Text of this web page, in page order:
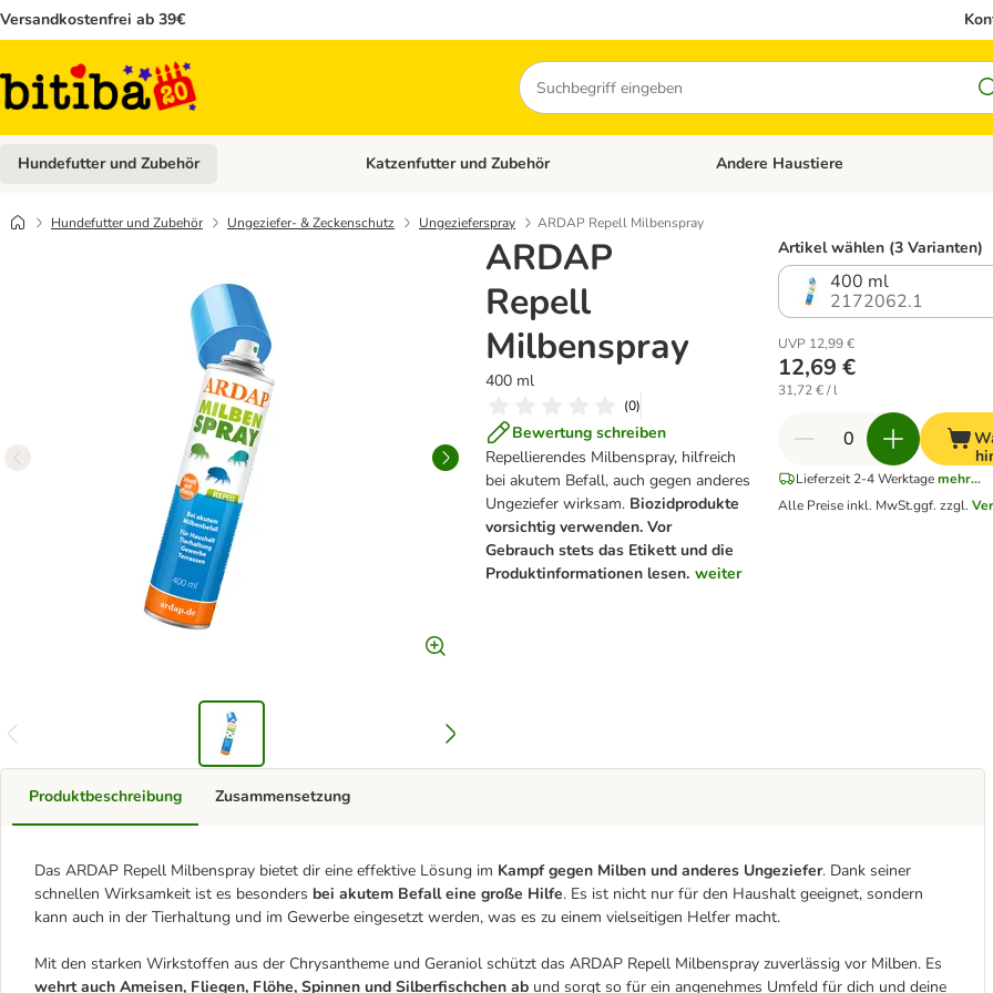
Versandkostenfrei ab 39€
Suchen
Hundefutter und Zubehör Kategorie-Menü öffnen: Hundefutter und Zubehör
Katzenfutter und Zubehör Kategorie-Menü öffnen: Katzenfutter und
Andere Haustiere
Hundefutter und Zubehör Ungeziefer- & Zeckenschutz Ungezieferspray ARDAP Repell Milbenspray
ARDAP
Repell
Milbenspray
400 ml
(0)
Bewertung schreiben
Repellierendes Milbenspray, hilfreich
bei akutem Befall, auch gegen anderes
Ungeziefer wirksam. Biozidprodukte
vorsichtig verwenden. Vor
Gebrauch stets das Etikett und die
Produktinformationen lesen. weiter
Artikel wählen (3 Varianten)
400 ml
2172062.1
UVP 12,99 €
12,69 €
31,72 € / l
Lieferzeit 2-4 Werktagemehr...
Alle Preise inkl. MwSt.ggf. zzgl.
Produktbeschreibung
Das ARDAP Repell Milbenspray bietet dir eine effektive Lösung im Kampf gegen Milben und anderes Ungeziefer. Dank seiner
schnellen Wirksamkeit ist es besonders bei akutem Befall eine große Hilfe. Es ist nicht nur für den Haushalt geeignet, sondern
kann auch in der Tierhaltung und im Gewerbe eingesetzt werden, was es zu einem vielseitigen Helfer macht.
Mit den starken Wirkstoffen aus der Chrysantheme und Geraniol schützt das ARDAP Repell Milbenspray zuverlässig vor Milben. Es
wehrt auch Ameisen, Fliegen, Flöhe, Spinnen und Silberfischchen ab und sorgt so für ein angenehmes Umfeld für dich und deine
Zusammensetzung